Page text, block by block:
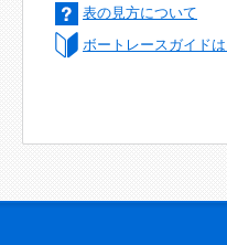
表の見方について
ボートレースガイド